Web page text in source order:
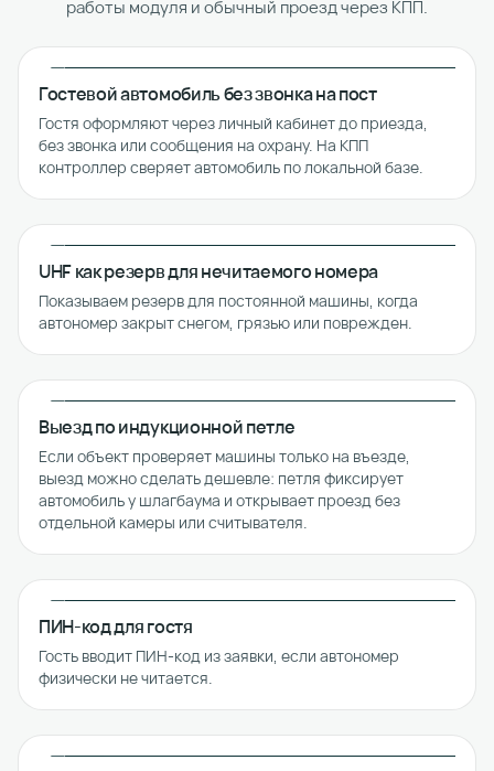
работы модуля и обычный проезд через КПП.
Гостевой автомобиль без звонка на пост
Гостя оформляют через личный кабинет до приезда,
без звонка или сообщения на охрану. На КПП
контроллер сверяет автомобиль по локальной базе.
UHF как резерв для нечитаемого номера
Показываем резерв для постоянной машины, когда
автономер закрыт снегом, грязью или поврежден.
Выезд по индукционной петле
Если объект проверяет машины только на въезде,
выезд можно сделать дешевле: петля фиксирует
автомобиль у шлагбаума и открывает проезд без
отдельной камеры или считывателя.
ПИН-код для гостя
Гость вводит ПИН-код из заявки, если автономер
физически не читается.